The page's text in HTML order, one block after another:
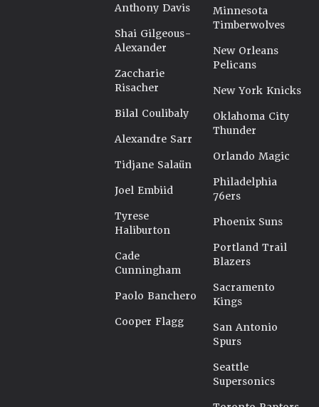
Anthony Davis
Shai Gilgeous-
Alexander
Zaccharie
Risacher
Bilal Coulibaly
Alexandre Sarr
Tidjane Salaün
Joel Embiid
Tyrese
Haliburton
Cade
Cunningham
Paolo Banchero
Cooper Flagg
Minnesota
Timberwolves
New Orleans
Pelicans
New York Knicks
Oklahoma City
Thunder
Orlando Magic
Philadelphia
76ers
Phoenix Suns
Portland Trail
Blazers
Sacramento
Kings
San Antonio
Spurs
Seattle
Supersonics